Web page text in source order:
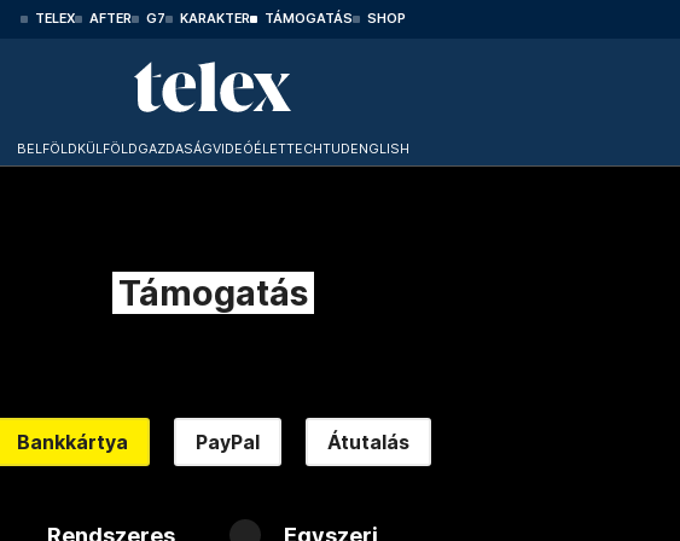
TELEX AFTER G7 KARAKTER TÁMOGATÁS SHOP
BELFÖLDKÜLFÖLDGAZDASÁGVIDEÓÉLETTECHTUDENGLISH
Támogatás
Bankkártya PayPal Átutalás
Rendszeres Egyszeri